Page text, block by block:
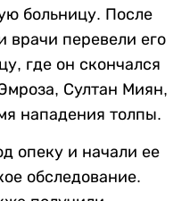
больницу. После
врачи перевели его
где он скончался
Султан Миян,
нападения толпы.
опеку и начали ее
обследование.